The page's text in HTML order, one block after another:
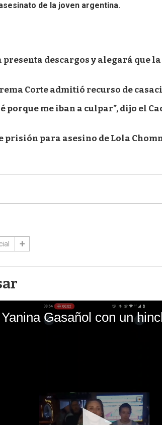
de la joven argentina.
presenta descargos y alegará que
Corte admitió recurso de
porque me iban a culpar”, dijo el
prisión para asesino de Lola